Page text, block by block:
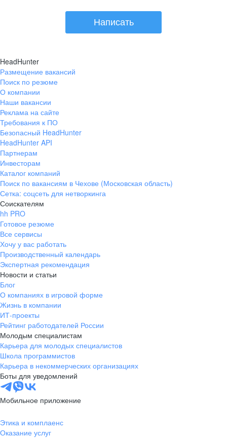
Написать
HeadHunter
Размещение вакансий
Поиск по резюме
О компании
Наши вакансии
Реклама на сайте
Требования к ПО
Безопасный HeadHunter
HeadHunter API
Партнерам
Инвесторам
Каталог компаний
Поиск по вакансиям в Чехове (Московская область)
Сетка: соцсеть для нетворкинга
Соискателям
hh PRO
Готовое резюме
Все сервисы
Хочу у вас работать
Производственный календарь
Экспертная рекомендация
Новости и статьи
Блог
О компаниях в игровой форме
Жизнь в компании
ИТ-проекты
Рейтинг работодателей России
Молодым специалистам
Карьера для молодых специалистов
Школа программистов
Карьера в некоммерческих организациях
Боты для уведомлений
Мобильное приложение
Этика и комплаенс
Оказание услуг